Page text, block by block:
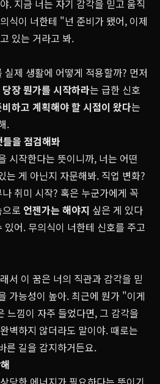
. 지금 너는 자기 감각을 믿고 움직
식이 너한테 "넌 준비가 됐어, 이제
있는 거라고 봐.
제 생활에 어떻게 적용할까? 먼저
당장 뭔가를 시작하라는 급한 신호
하고 계획해야 할 시점이 왔다는
.
을 점검해봐
시작한다는 뜻이니까, 너는 어떤
는 게 아닌지 자문해봐. 직업 변화?
취미 시작? 혹은 누군가에게 꼭
로 언젠가는 해야지 싶은 게 있다
있어. 무의식이 너한테 신호를 주고
서 이 꿈은 너의 직관과 감각을 믿
가능성이 높아. 최근에 뭔가 "이게
느낌이 자주 들었다면, 그 감각을
벽하지 않더라도 말이야. 때로는
른 길을 감지하거든요.